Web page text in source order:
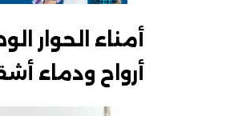
أمناء الحوار
أرواح ودماء